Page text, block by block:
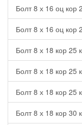
Болт 8 х 16 оц кор
Болт 8 х 16 оц
Болт 8 х 18 кор 25
Болт 8 х 18 кор
Болт 8 х 18 кор 25
Болт 8 х 18 кор